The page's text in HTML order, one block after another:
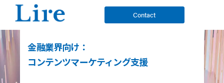
Contact
金融業界向け：
コンテンツマーケティング支援